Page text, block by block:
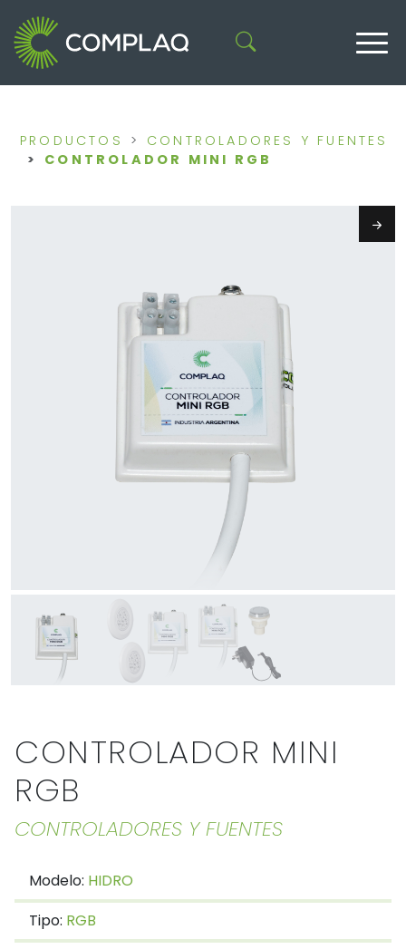
PRODUCTOS
CONTROLADORES Y FUENTES
CONTROLADOR MINI RGB
CONTROLADOR MINI
RGB
CONTROLADORES Y FUENTES
Modelo: HIDRO
Tipo: RGB